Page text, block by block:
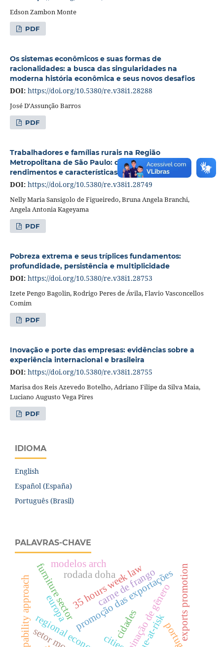
Edson Zambon Monte
PDF
Os sistemas econômicos e suas formas de
racionalidades: a busca das singularidades na
moderna história econômica e seus novos desafios
DOI: https://doi.org/10.5380/re.v38i1.28288
José D’Assunção Barros
PDF
Trabalhadores e famílias rurais na Região
Metropolitana de São Paulo: diversificação dos
rendimentos e características familiares em 2008
DOI: https://doi.org/10.5380/re.v38i1.28749
Nelly Maria Sansigolo de Figueiredo, Bruna Angela Branchi,
Angela Antonia Kageyama
PDF
Pobreza extrema e seus tríplices fundamentos:
profundidade, persistência e multiplicidade
DOI: https://doi.org/10.5380/re.v38i1.28753
Izete Pengo Bagolin, Rodrigo Peres de Ávila, Flavio Vasconcellos
Comim
PDF
Inovação e porte das empresas: evidências sobre a
experiência internacional e brasileira
DOI: https://doi.org/10.5380/re.v38i1.28755
Marisa dos Reis Azevedo Botelho, Adriano Filipe da Silva Maia,
Luciano Augusto Vega Pires
PDF
IDIOMA
English
Español (España)
Português (Brasil)
PALAVRAS-CHAVE
promoção das exportações
carne de frango exports promotion
furniture sector
cidades
cities
35 hours week law
capability approach rodada doha
modelos arch
europa
portugal